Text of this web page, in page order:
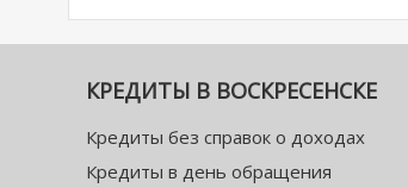
КРЕДИТЫ В ВОСКРЕСЕНСКЕ
Кредиты без справок о доходах
Кредиты в день обращения